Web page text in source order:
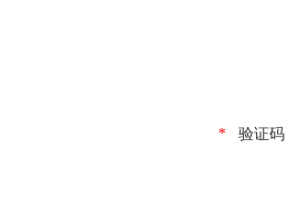
* 验证